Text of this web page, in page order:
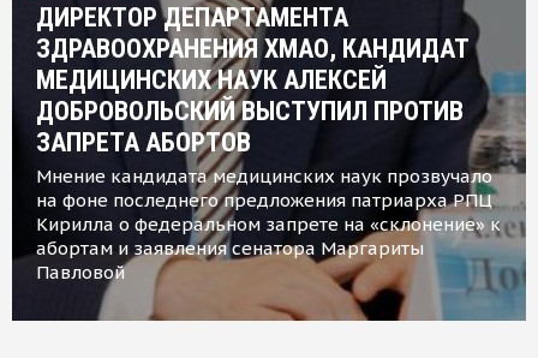
ДИРЕКТОР ДЕПАРТАМЕНТА
ЗДРАВООХРАНЕНИЯ ХМАО, КАНДИДАТ
МЕДИЦИНСКИХ НАУК АЛЕКСЕЙ
ДОБРОВОЛЬСКИЙ ВЫСТУПИЛ ПРОТИВ
ЗАПРЕТА АБОРТОВ
Мнение кандидата медицинских наук прозвучало
на фоне последнего предложения патриарха РПЦ
Кирилла о федеральном запрете на «склонение» к
абортам и заявления сенатора Маргариты
Павловой